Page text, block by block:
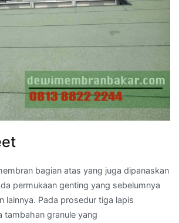
bagian atas yang juga dipanaskan
permukaan genting yang sebelumnya
lainnya. Pada prosedur tiga lapis
tambahan granule yang